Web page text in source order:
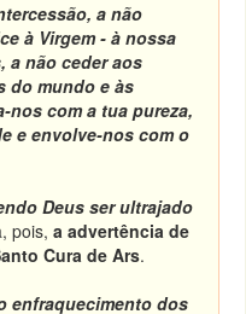
a não
à Virgem - à nossa
a não ceder aos
do mundo e às
nos com a tua pureza,
e envolve-nos com o
Deus ser ultrajado
pois, a advertência de
Cura de Ars.
enfraquecimento dos